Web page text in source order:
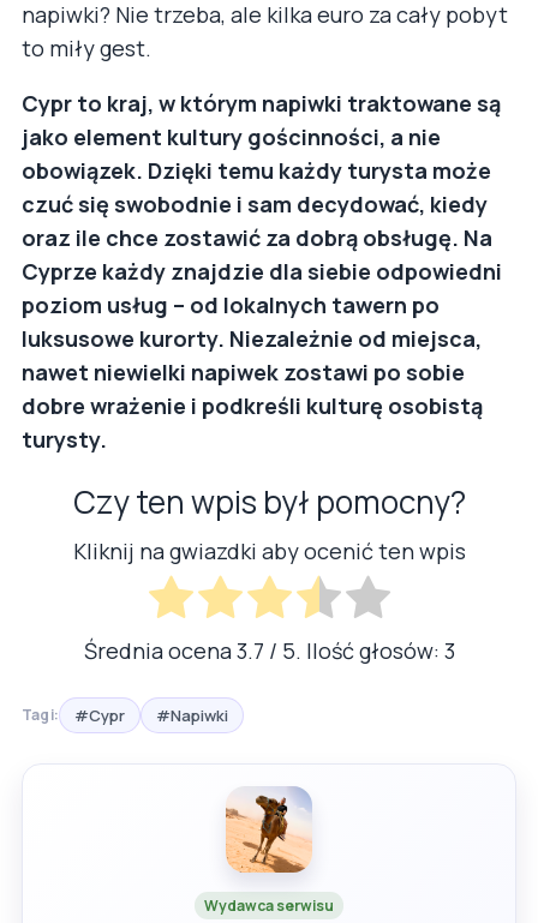
napiwki? Nie trzeba, ale kilka euro za cały pobyt
to miły gest.
Cypr to kraj, w którym napiwki traktowane są
jako element kultury gościnności, a nie
obowiązek. Dzięki temu każdy turysta może
czuć się swobodnie i sam decydować, kiedy
oraz ile chce zostawić za dobrą obsługę. Na
Cyprze każdy znajdzie dla siebie odpowiedni
poziom usług – od lokalnych tawern po
luksusowe kurorty. Niezależnie od miejsca,
nawet niewielki napiwek zostawi po sobie
dobre wrażenie i podkreśli kulturę osobistą
turysty.
Czy ten wpis był pomocny?
Kliknij na gwiazdki aby ocenić ten wpis
Średnia ocena3.7 / 5. Ilość głosów: 3
Tagi: #Cypr #Napiwki
Wydawca serwisu